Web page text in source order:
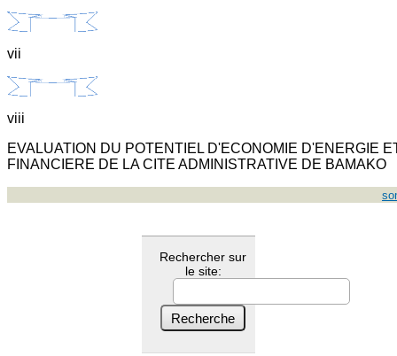
vii
viii
EVALUATION DU POTENTIEL D'ECONOMIE D'ENERGIE
FINANCIERE DE LA CITE ADMINISTRATIVE DE BAMAKO
Rechercher sur
le site: